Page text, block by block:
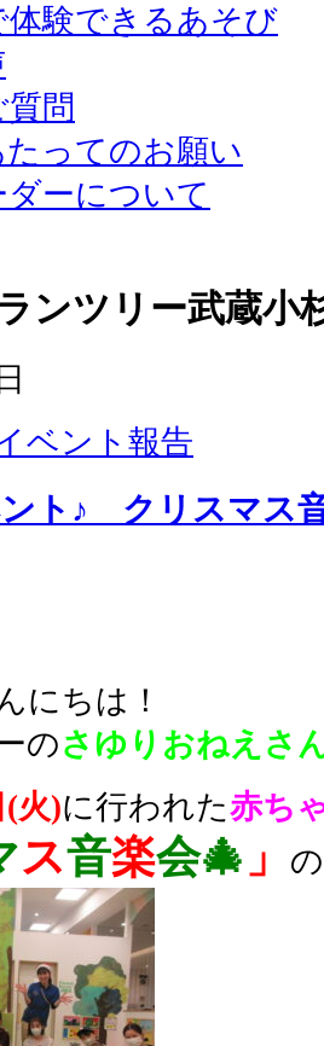
体験できるあそび
問
ってのお願い
ーについて
ンツリー武蔵小
ベント報告
ト♪ クリスマス
にちは！
のさゆりおねえさ
(火)に行われた赤ち
ス音楽会🎄 」